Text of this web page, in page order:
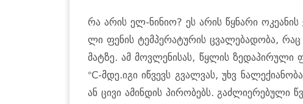
რა არის ელ-ნი­ნიო? ეს არის წყნა­რი
ლი ფე­ნის ტემ­პე­რა­ტუ­რის ცვა­ლე­ბა­დო­ბა, რაც
მატ­ზე. ამ მოვ­ლე­ნი­სას, წყლის ზე­და­პი­რუ­ლი
°C-მდე.იგი იწ­ვევს გვალ­ვას, უხვ
ან ცივი ამინ­დის პი­რო­ბებს. გაძ­ლი­ე­რე­ბუ­ლი